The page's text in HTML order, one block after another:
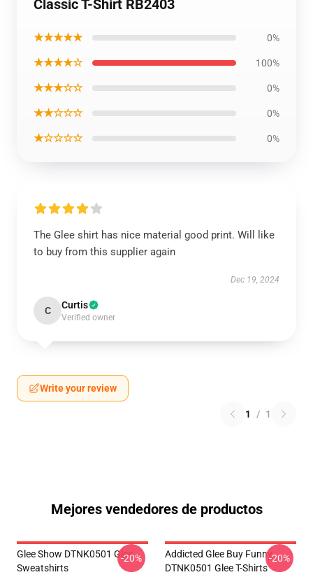
Classic T-Shirt RB2403
★★★★★ 0%
★★★★☆ 100%
★★★☆☆ 0%
★★☆☆☆ 0%
★☆☆☆☆ 0%
The Glee shirt has nice material good print. Will like
to buy from this supplier again
Dec 19, 2024
C Curtis
Verified owner
Write your review
1 / 1
Mejores vendedores de productos
Glee Show DTNK0501 Glee
Sweatshirts
-20%
Addicted Glee Buy Funny
DTNK0501 Glee T-Shirts
-20%